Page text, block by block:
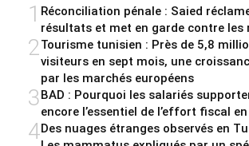
1 Réconciliation pénale : Saied
résultats et met en garde contre les
2Tourisme tunisien : Près de 5,8
visiteurs en sept mois, une
par les marchés européens
3BAD : Pourquoi les salariés
encore l’essentiel de l’effort fiscal
4Des nuages étranges observés en